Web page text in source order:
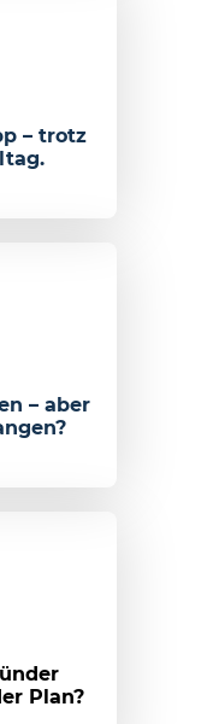
– trotz
– aber
Plan?